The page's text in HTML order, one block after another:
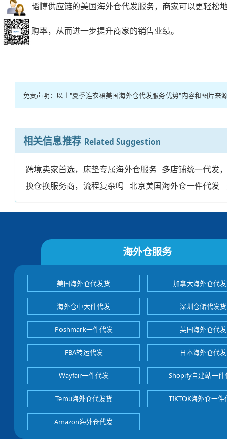
通过韬博供应链的美国海外仓代发服务，商家可以更轻松
加复购率，从而进一步提升商家的销售业绩。
免责声明：以上"夏季连衣裙美国海外仓代发服务优势"内容和图片来
相关信息推荐 Related Suggestion
跨境卖家首选，床垫专属海外仓服务 多店铺统一代发
换仓换服务商，流程复杂吗 北京美国海外仓一件代发
海外仓服务
美国海外仓代发货 加拿大海外仓代
海外仓中大件代发 深圳仓储代发货
Poshmark一件代发 英国海外仓代发
FBA转运代发 日本海外仓代发
Wayfair一件代发 Shopify自建站一件
Temu海外仓代发货 TIKTOK海外仓一件
Amazon海外仓代发